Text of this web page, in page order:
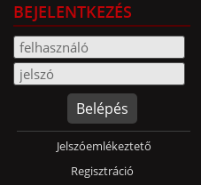
BEJELENTKEZÉS
Belépés
Jelszóemlékeztető
Regisztráció